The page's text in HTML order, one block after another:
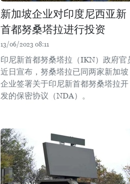
新加坡企业对印度尼西亚新
首都努桑塔拉进行投资
13/06/2023 08:11
印尼新首都努桑塔拉（IKN）政府官
近日宣布，努桑塔拉已同两家新加坡
企业签署关于印尼新首都努桑塔拉开
发的保密协议（NDA）。